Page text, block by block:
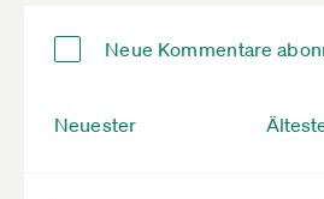
Neue Kommentare
Neuester